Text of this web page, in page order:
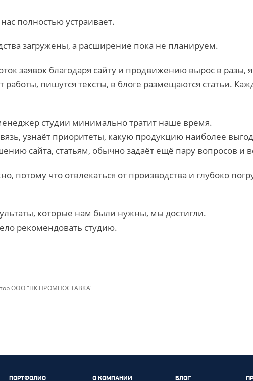
полностью устраивает.
загружены, а расширение пока не планируем.
заявок благодаря сайту и продвижению вырос в разы,
работы, пишутся тексты, в блоге размещаются статьи.
студии минимально тратит наше время.
узнаёт приоритеты, какую продукцию наиболее
сайта, статьям, обычно задаёт ещё пару вопросов и
потому что отвлекаться от производства и глубоко
которые нам были нужны, мы достигли.
рекомендовать студию.
ООО "ПК ПРОМПОСТАВКА"
ПОРТФОЛИО О КОМПАНИИ БЛОГ